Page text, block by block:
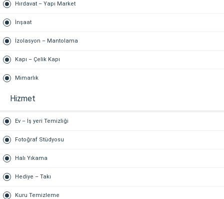
Hırdavat – Yapı Market
İnşaat
İzolasyon – Mantolama
Kapı – Çelik Kapı
Mimarlık
Hizmet
Ev – İş yeri Temizliği
Fotoğraf Stüdyosu
Halı Yıkama
Hediye – Takı
Kuru Temizleme